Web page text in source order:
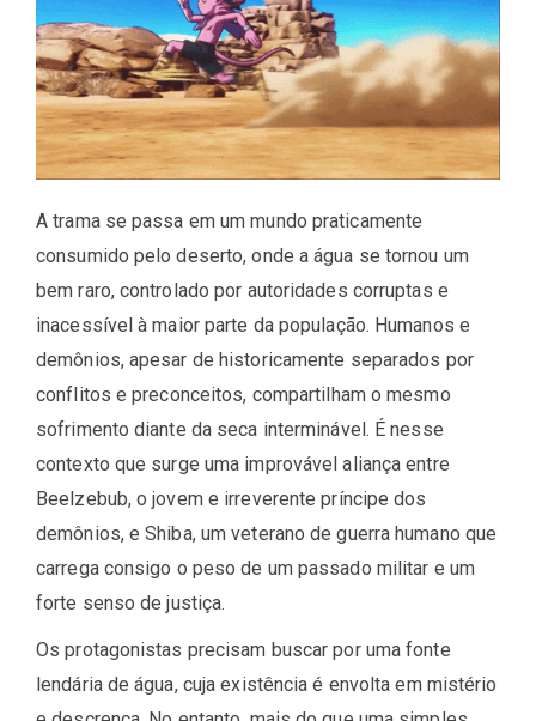
A trama se passa em um mundo praticamente
consumido pelo deserto, onde a água se tornou um
bem raro, controlado por autoridades corruptas e
inacessível à maior parte da população. Humanos e
demônios, apesar de historicamente separados por
conflitos e preconceitos, compartilham o mesmo
sofrimento diante da seca interminável. É nesse
contexto que surge uma improvável aliança entre
Beelzebub, o jovem e irreverente príncipe dos
demônios, e Shiba, um veterano de guerra humano que
carrega consigo o peso de um passado militar e um
forte senso de justiça.
Os protagonistas precisam buscar por uma fonte
lendária de água, cuja existência é envolta em mistério